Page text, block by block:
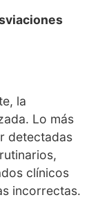
la
Lo más
detectadas
clínicos
incorrectas.